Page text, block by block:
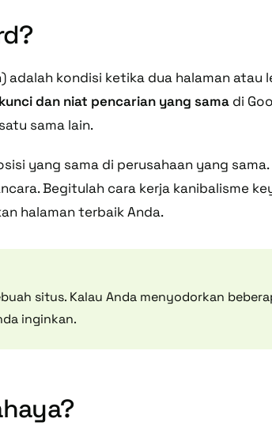
) adalah kondisi ketika dua halaman
dan niat pencarian yang sama di
sama lain.
yang sama di perusahaan yang
Begitulah cara kerja kanibalisme
halaman terbaik Anda.
situs. Kalau Anda menyodorkan
inginkan.